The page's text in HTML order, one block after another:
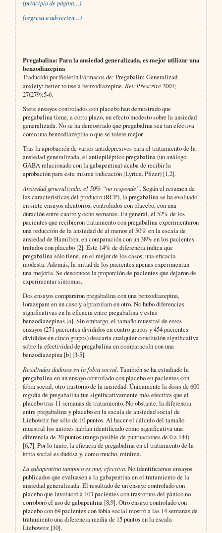
(principio de página…)
(regresa a advierten…)
Pregabalina: Para la ansiedad generalizada, es mejor utilizar una
benzodiazepina
Traducido por Boletín Fármacos de: Pregabalin: Generalizad
anxiety: better to use a benzodiazepine, Rev Prescrire2007;
27(279):5-6.
Siete ensayos controlados con placebo han demostrado que
pregabalina tiene, a corto plazo, un efecto modesto sobre la ansiedad
generalizada. No se ha demostrado que pregabalina sea tan efectiva
como una benzodiazepina o que se tolere mejor.
Tras la aprobación de varios antidepresivos para el tratamiento de la
ansiedad generalizada, el antiepiléptico pregabalina (un análogo
GABA relacionado con la gabapentina) acaba de recibir la
aprobación para esta misma indicación (Lyrica, Pfizer) [1,2].
Ansiedad generalizada: el 50% “no responde”. Según el resumen de
las características del producto (RCP), la pregabalina se ha evaluado
en siete ensayos aleatorios, controlados con placebo, con una
duración entre cuatro y ocho semanas. En general, el 52% de los
pacientes que recibieron tratamiento con pregabalina experimentaron
una reducción de la ansiedad de al menos el 50% en la escala de
ansiedad de Hamilton, en comparación con un 38% en los pacientes
tratados con placebo [2]. Este 14% de diferencia indica que
pregabalina sólo tiene, en el mejor de los casos, una eficacia
modesta. Además, la mitad de los pacientes apenas experimentan
una mejoría. Se desconoce la proporción de pacientes que dejaron de
experimentar síntomas.
Dos ensayos compararon pregabalina con una benzodiazepina,
lorazepam en un caso y alprazolam en otro. No hubo diferencias
significativas en la eficacia entre pregabalina y estas
benzodiazepinas [a]. Sin embargo, el tamaño muestral de estos
ensayos (271 pacientes divididos en cuatro grupos y 454 pacientes
divididos en cinco grupos) descarta cualquier conclusión significativa
sobre la efectividad de pregabalina en comparación con una
benzodiazepina [b] [3-5].
Resultados dudosos en la fobia social. También se ha estudiado la
pregabalina en un ensayo controlado con placebo en pacientes con
fobia social, otro trastorno de la ansiedad. Únicamente la dosis de 600
mg/día de pregabalina fue significativamente más efectiva que el
placebo tras 11 semanas de tratamiento. No obstante, la diferencia
entre pregabalina y placebo en la escala de ansiedad social de
Liebowitz fue sólo de 10 puntos. Al hacer el cálculo del tamaño
muestral los autores habían identificado como significativa una
diferencia de 20 puntos (rango posible de puntuaciones de 0 a 144)
[6,7]. Por lo tanto, la eficacia de pregabalina en el tratamiento de la
fobia social es dudosa y, como mucho, mínima.
La gabapentina tampoco es muy efectiva. No identificamos ensayos
publicados que evaluasen a la gabapentina en el tratamiento de la
ansiedad generalizada. El resultado de un ensayo controlado con
placebo que involucró a 103 pacientes con trastornos del pánico no
corroboró el uso de gabapentina [8,9]. Otro ensayo controlado con
placebo con 69 pacientes con fobia social mostró a las 14 semanas de
tratamiento una diferencia media de 15 puntos en la escala
Liebowitz [10].